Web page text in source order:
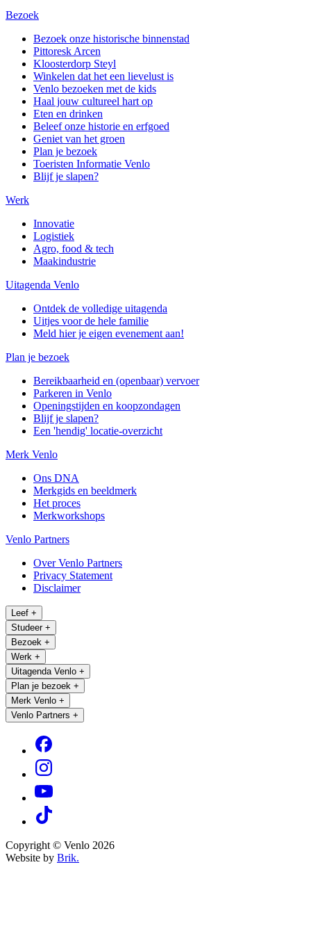
Bezoek
Bezoek onze historische binnenstad
Pittoresk Arcen
Kloosterdorp Steyl
Winkelen dat het een lievelust is
Venlo bezoeken met de kids
Haal jouw cultureel hart op
Eten en drinken
Beleef onze historie en erfgoed
Geniet van het groen
Plan je bezoek
Toeristen Informatie Venlo
Blijf je slapen?
Werk
Innovatie
Logistiek
Agro, food & tech
Maakindustrie
Uitagenda Venlo
Ontdek de volledige uitagenda
Uitjes voor de hele familie
Meld hier je eigen evenement aan!
Plan je bezoek
Bereikbaarheid en (openbaar) vervoer
Parkeren in Venlo
Openingstijden en koopzondagen
Blijf je slapen?
Een 'hendig' locatie-overzicht
Merk Venlo
Ons DNA
Merkgids en beeldmerk
Het proces
Merkworkshops
Venlo Partners
Over Venlo Partners
Privacy Statement
Disclaimer
Leef +
Studeer +
Bezoek +
Werk +
Uitagenda Venlo +
Plan je bezoek +
Merk Venlo +
Venlo Partners +
Copyright © Venlo 2026
Website by Brik.